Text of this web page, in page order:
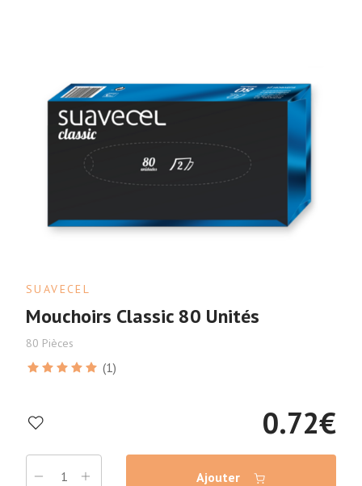
SUAVECEL
Mouchoirs Classic 80 Unités
80 Pièces
(1)
0.72€
Ajouter